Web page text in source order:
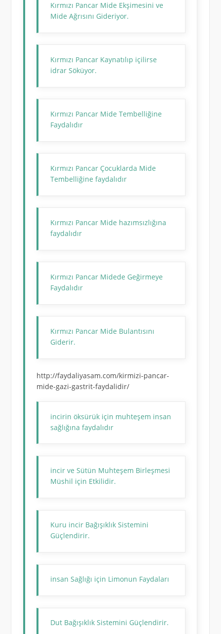
Kırmızı Pancar Mide Ekşimesini ve
Mide Ağrısını Gideriyor.
Kırmızı Pancar Kaynatılıp içilirse
idrar Söküyor.
Kırmızı Pancar Mide Tembelliğine
Faydalıdır
Kırmızı Pancar Çocuklarda Mide
Tembelliğine faydalıdır
Kırmızı Pancar Mide hazımsızlığına
faydalıdır
Kırmızı Pancar Midede Geğirmeye
Faydalıdır
Kırmızı Pancar Mide Bulantısını
Giderir.
http://faydaliyasam.com/kirmizi-pancar-
mide-gazi-gastrit-faydalidir/
incirin öksürük için muhteşem insan
sağlığına faydalıdır
incir ve Sütün Muhteşem Birleşmesi
Müshil için Etkilidir.
Kuru incir Bağışıklık Sistemini
Güçlendirir.
insan Sağlığı için Limonun Faydaları
Dut Bağışıklık Sistemini Güçlendirir.